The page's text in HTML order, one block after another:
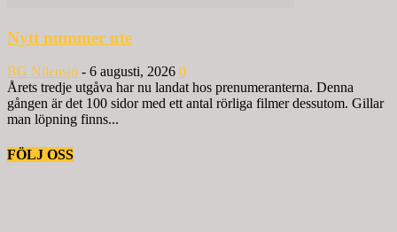
Nytt nummer ute
BG Nilensjö - 6 augusti, 2026 0
Årets tredje utgåva har nu landat hos prenumeranterna. Denna
gången är det 100 sidor med ett antal rörliga filmer dessutom. Gillar
man löpning finns...
FÖLJ OSS